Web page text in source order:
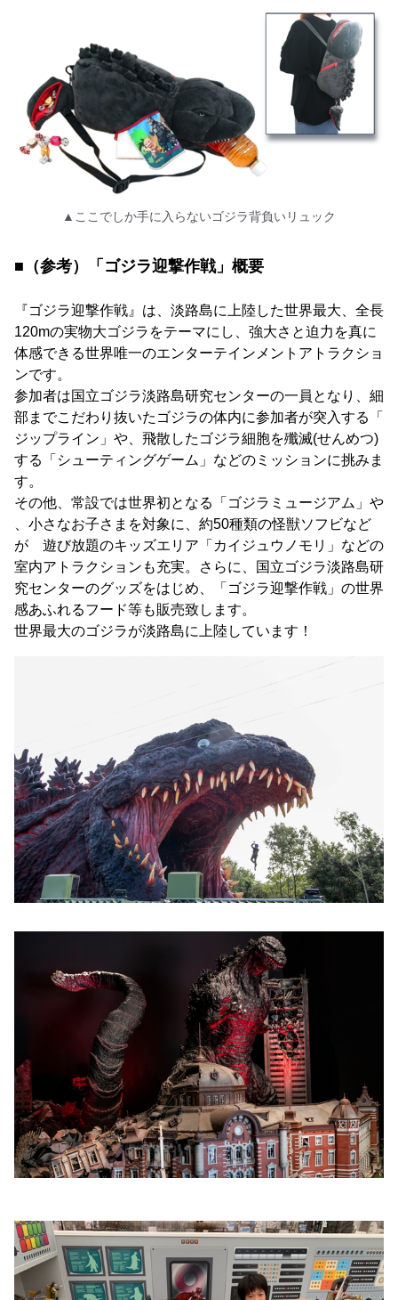
▲ここでしか手に入らないゴジラ背負いリュック
■（参考）「ゴジラ迎撃作戦」概要
『ゴジラ迎撃作戦』は、淡路島に上陸した世界最大、全長
120mの実物大ゴジラをテーマにし、強大さと迫力を真に
体感できる世界唯一のエンターテインメントアトラクショ
ンです。
参加者は国立ゴジラ淡路島研究センターの一員となり、細
部までこだわり抜いたゴジラの体内に参加者が突入する「
ジップライン」や、飛散したゴジラ細胞を殲滅(せんめつ)
する「シューティングゲーム」などのミッションに挑みま
す。
その他、常設では世界初となる「ゴジラミュージアム」や
、小さなお子さまを対象に、約50種類の怪獣ソフビなど
が 遊び放題のキッズエリア「カイジュウノモリ」などの
室内アトラクションも充実。さらに、国立ゴジラ淡路島研
究センターのグッズをはじめ、「ゴジラ迎撃作戦」の世界
感あふれるフード等も販売致します。
世界最大のゴジラが淡路島に上陸しています！